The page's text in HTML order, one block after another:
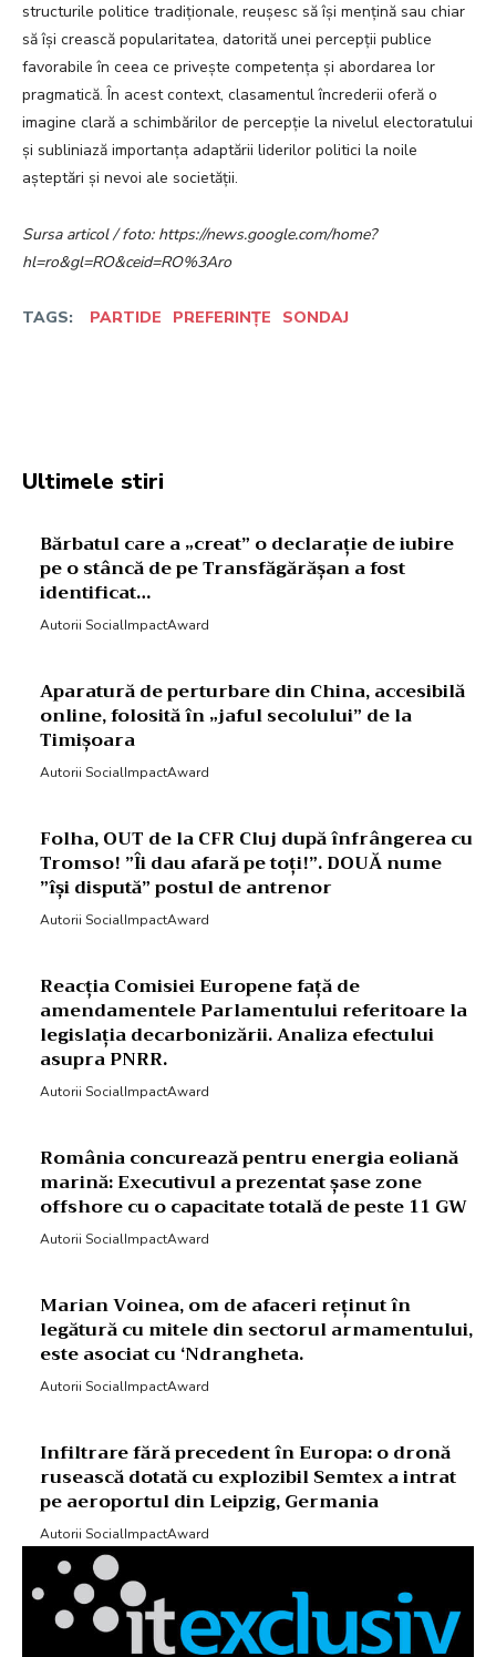
structurile politice tradiționale, reușesc să își mențină sau chiar
să își crească popularitatea, datorită unei percepții publice
favorabile în ceea ce privește competența și abordarea lor
pragmatică. În acest context, clasamentul încrederii oferă o
imagine clară a schimbărilor de percepție la nivelul electoratului
și subliniază importanța adaptării liderilor politici la noile
așteptări și nevoi ale societății.
Sursa articol / foto: https://news.google.com/home?
hl=ro&gl=RO&ceid=RO%3Aro
TAGS: PARTIDE PREFERINȚE SONDAJ
Ultimele stiri
Bărbatul care a „creat” o declarație de iubire
pe o stâncă de pe Transfăgărășan a fost
identificat…
Autorii SocialImpactAward
Aparatură de perturbare din China, accesibilă
online, folosită în „jaful secolului” de la
Timișoara
Autorii SocialImpactAward
Folha, OUT de la CFR Cluj după înfrângerea cu
Tromso! ”Îi dau afară pe toți!”. DOUĂ nume
”își dispută” postul de antrenor
Autorii SocialImpactAward
Reacția Comisiei Europene față de
amendamentele Parlamentului referitoare la
legislația decarbonizării. Analiza efectului
asupra PNRR.
Autorii SocialImpactAward
România concurează pentru energia eoliană
marină: Executivul a prezentat șase zone
offshore cu o capacitate totală de peste 11 GW
Autorii SocialImpactAward
Marian Voinea, om de afaceri reținut în
legătură cu mitele din sectorul armamentului,
este asociat cu ‘Ndrangheta.
Autorii SocialImpactAward
Infiltrare fără precedent în Europa: o dronă
rusească dotată cu explozibil Semtex a intrat
pe aeroportul din Leipzig, Germania
Autorii SocialImpactAward